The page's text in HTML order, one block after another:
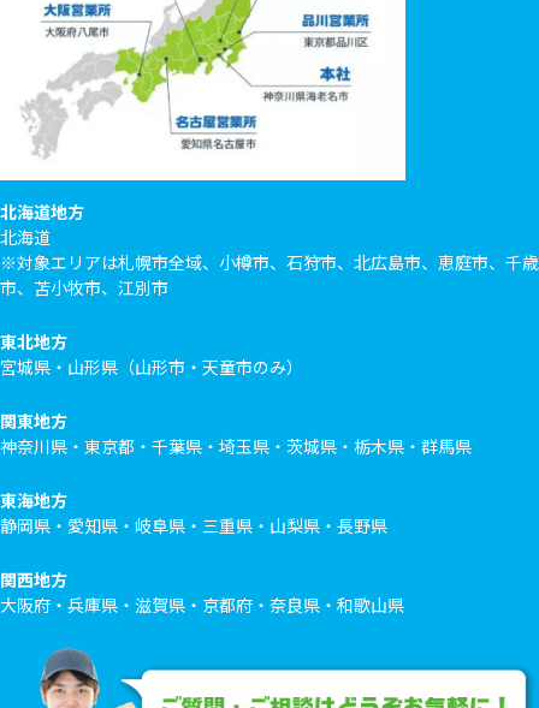
北海道地方
北海道
※対象エリアは札幌市全域、小樽市、石狩市、北広島市、恵庭市、千歳
市、苫小牧市、江別市
東北地方
宮城県・山形県（山形市・天童市のみ）
関東地方
神奈川県・東京都・千葉県・埼玉県・茨城県・栃木県・群馬県
東海地方
静岡県・愛知県・岐阜県・三重県・山梨県・長野県
関西地方
大阪府・兵庫県・滋賀県・京都府・奈良県・和歌山県